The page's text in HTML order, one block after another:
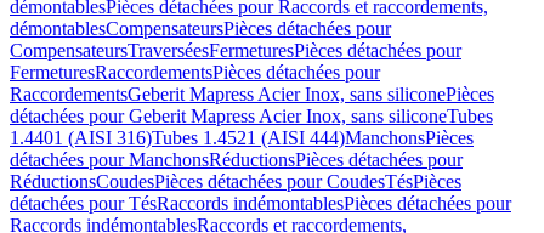
démontablesPièces détachées pour Raccords et raccordements,
démontablesCompensateursPièces détachées pour
CompensateursTraverséesFermeturesPièces détachées pour
FermeturesRaccordementsPièces détachées pour
RaccordementsGeberit Mapress Acier Inox, sans siliconePièces
détachées pour Geberit Mapress Acier Inox, sans siliconeTubes
1.4401 (AISI 316)Tubes 1.4521 (AISI 444)ManchonsPièces
détachées pour ManchonsRéductionsPièces détachées pour
RéductionsCoudesPièces détachées pour CoudesTésPièces
détachées pour TésRaccords indémontablesPièces détachées pour
Raccords indémontablesRaccords et raccordements,